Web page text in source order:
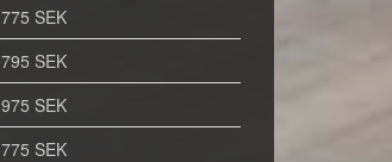
775 SEK
795 SEK
975 SEK
775 SEK